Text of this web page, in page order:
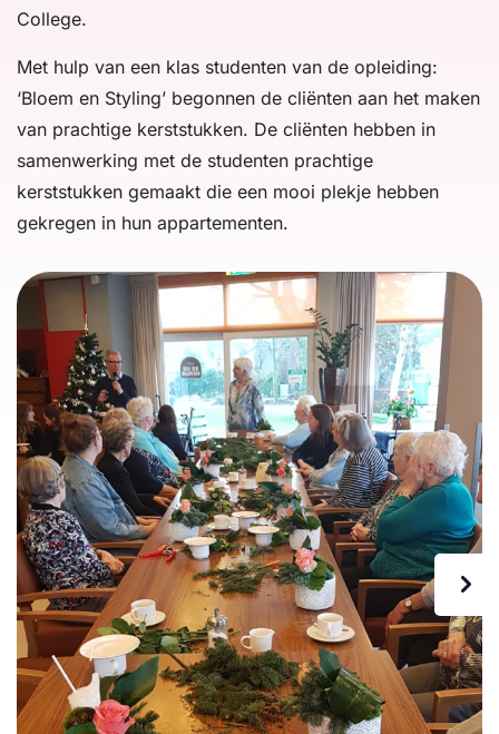
College.
Met hulp van een klas studenten van de opleiding:
‘Bloem en Styling’ begonnen de cliënten aan het maken
van prachtige kerststukken. De cliënten hebben in
samenwerking met de studenten prachtige
kerststukken gemaakt die een mooi plekje hebben
gekregen in hun appartementen.